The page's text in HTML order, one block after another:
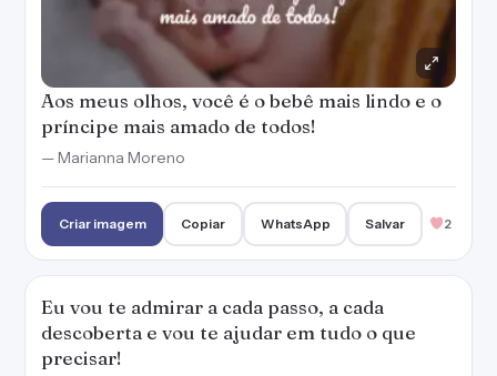
Aos meus olhos, você é o bebê mais lindo e o
príncipe mais amado de todos!
— Marianna Moreno
Criar imagem Copiar WhatsApp Salvar 2
Eu vou te admirar a cada passo, a cada
descoberta e vou te ajudar em tudo o que
precisar!